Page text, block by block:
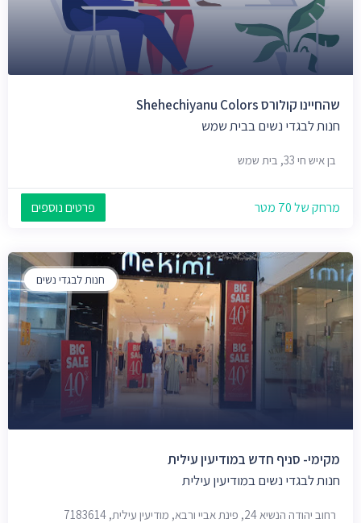
שהחיינו קולורס Shehechiyanu Colors
חנות לבגדי נשים בבית שמש
בן איש חי 33, בית שמש
מרחק של 70 מטר פרטים נוספים
חנות לבגדי נשים
מקימי- סניף חדש במודיעין עילית
חנות לבגדי נשים במודיעין עילית
רחוב יהודה הנשיא 24, פינת אביי ורבא, מודיעין עילית, 7183614